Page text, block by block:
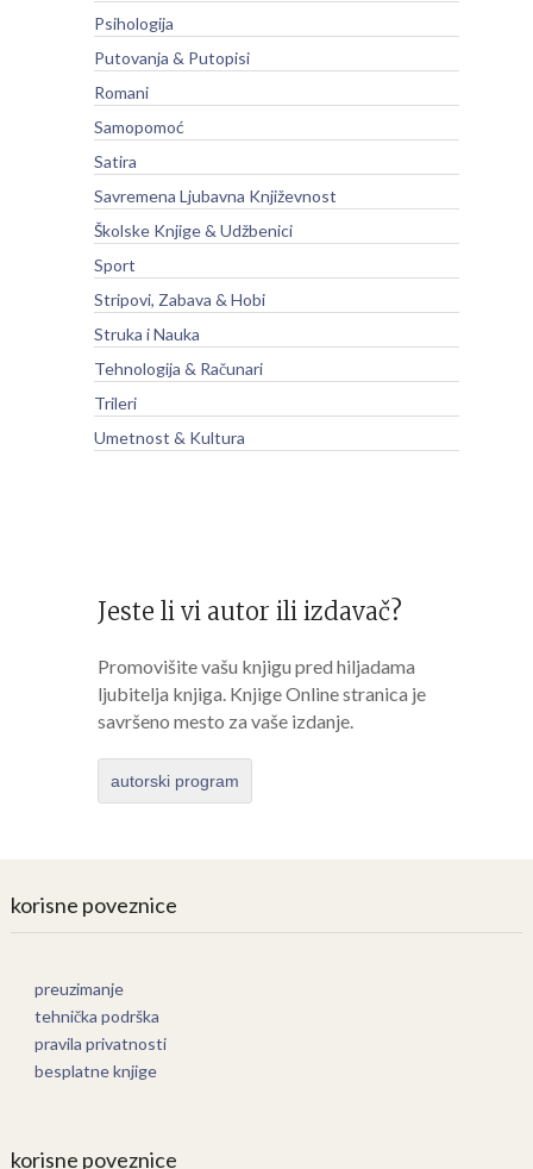
Psihologija
Putovanja & Putopisi
Romani
Samopomoć
Satira
Savremena Ljubavna Književnost
Školske Knjige & Udžbenici
Sport
Stripovi, Zabava & Hobi
Struka i Nauka
Tehnologija & Računari
Trileri
Umetnost & Kultura
Jeste li vi autor ili izdavač?
Promovišite vašu knjigu pred hiljadama
ljubitelja knjiga. Knjige Online stranica je
savršeno mesto za vaše izdanje.
autorski program
korisne poveznice
preuzimanje
tehnička podrška
pravila privatnosti
besplatne knjige
korisne poveznice